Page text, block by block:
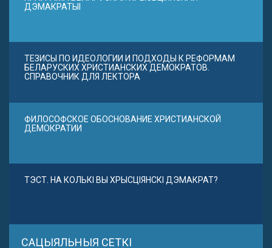
ДЭМАКРАТЫІ
ТЕЗИСЫ ПО ИДЕОЛОГИИ И ПОДХОДЫ К РЕФОРМАМ
БЕЛАРУСКИХ ХРИСТИАНСКИХ ДЕМОКРАТОВ.
СПРАВОЧНИК ДЛЯ ЛЕКТОРА
ФИЛОСОФСКОЕ ОБОСНОВАНИЕ ХРИСТИАНСКОЙ
ДЕМОКРАТИИ
ТЭСТ. НА КОЛЬКІ ВЫ ХРЫСЦІЯНСКІ ДЭМАКРАТ?
САЦЫЯЛЬНЫЯ СЕТКІ